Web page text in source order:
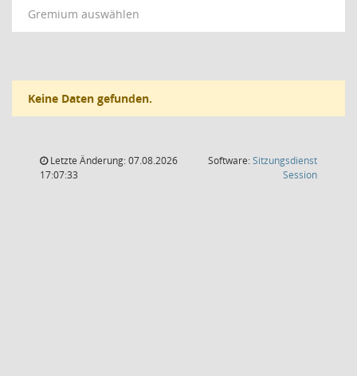
Gremium auswählen
Keine Daten gefunden.
Letzte Änderung: 07.08.2026
17:07:33
Software:Sitzungsdienst
Session(Wird in